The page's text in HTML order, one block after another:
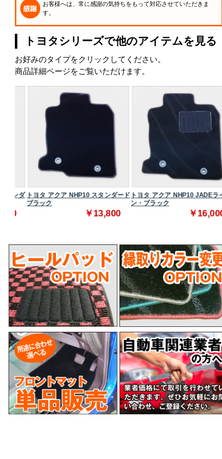
お客様へは、常に感謝の気持ちをもって対応させていただきま
す。
トヨタシリーズで他のアイテムを見る
お好みのタイプをクリックしてください。
商品詳細ページをご覧いただけます。
トヨタ アクア NHP10 スタンダード
ブラック
￥13,800
トヨタ アクア NHP10 JADEライ
ン・ブラック
￥16,000